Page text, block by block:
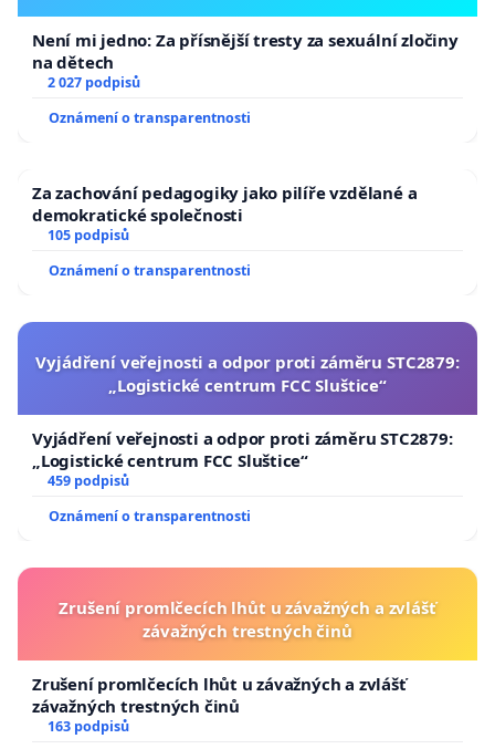
Není mi jedno: Za přísnější tresty za sexuální zločiny
na dětech
2 027 podpisů
Oznámení o transparentnosti
Za zachování pedagogiky jako pilíře vzdělané a
demokratické společnosti
105 podpisů
Oznámení o transparentnosti
Vyjádření veřejnosti a odpor proti záměru STC2879:
„Logistické centrum FCC Sluštice“
Vyjádření veřejnosti a odpor proti záměru STC2879:
„Logistické centrum FCC Sluštice“
459 podpisů
Oznámení o transparentnosti
Zrušení promlčecích lhůt u závažných a zvlášť
závažných trestných činů
Zrušení promlčecích lhůt u závažných a zvlášť
závažných trestných činů
163 podpisů